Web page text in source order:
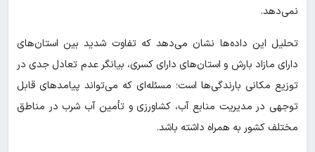
نمی‌دهد.
تحلیل این داده‌ها نشان می‌دهد که تفاوت شدید بین استان‌های
دارای مازاد بارش و استان‌های دارای کسری، بیانگر عدم تعادل جدی در
توزیع مکانی بارندگی‌ها است؛ مسئله‌ای که می‌تواند پیامدهای قابل
توجهی در مدیریت منابع آب، کشاورزی و تأمین آب شرب در مناطق
مختلف کشور به همراه داشته باشد.